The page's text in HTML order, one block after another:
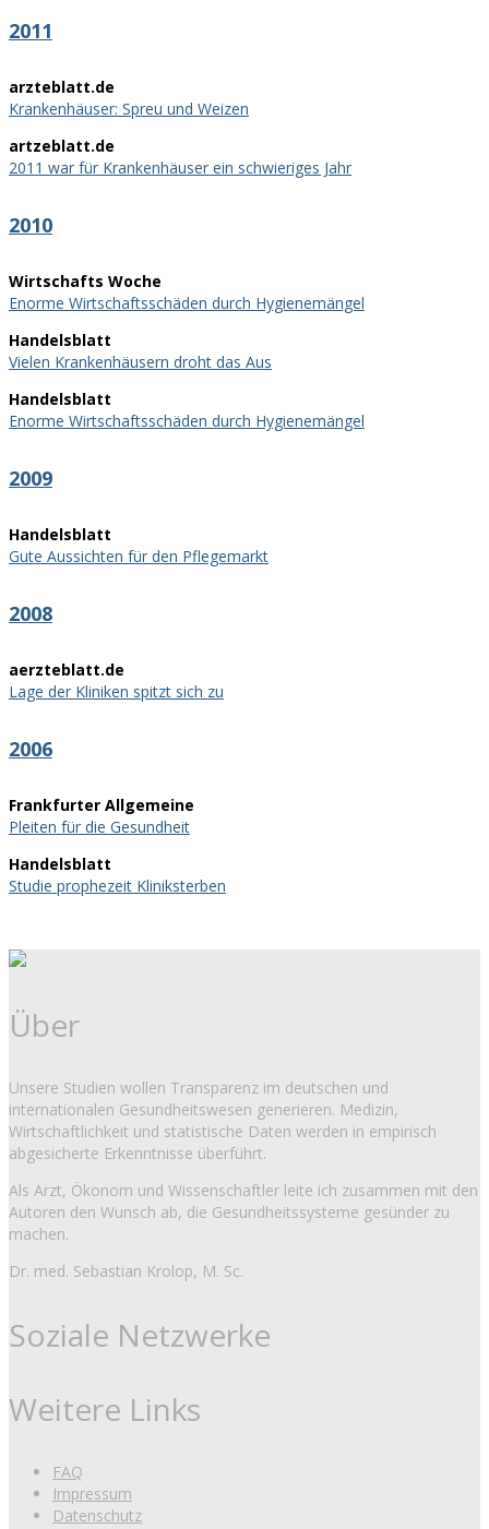
2011
arzteblatt.de
Krankenhäuser: Spreu und Weizen
artzeblatt.de
2011 war für Krankenhäuser ein schwieriges Jahr
2010
Wirtschafts Woche
Enorme Wirtschaftsschäden durch Hygienemängel
Handelsblatt
Vielen Krankenhäusern droht das Aus
Handelsblatt
Enorme Wirtschaftsschäden durch Hygienemängel
2009
Handelsblatt
Gute Aussichten für den Pflegemarkt
2008
aerzteblatt.de
Lage der Kliniken spitzt sich zu
2006
Frankfurter Allgemeine
Pleiten für die Gesundheit
Handelsblatt
Studie prophezeit Kliniksterben
Über
Unsere Studien wollen Transparenz im deutschen und
internationalen Gesundheitswesen generieren. Medizin,
Wirtschaftlichkeit und statistische Daten werden in empirisch
abgesicherte Erkenntnisse überführt.
Als Arzt, Ökonom und Wissenschaftler leite ich zusammen mit den
Autoren den Wunsch ab, die Gesundheitssysteme gesünder zu
machen.
Dr. med. Sebastian Krolop, M. Sc.
Soziale Netzwerke
Weitere Links
FAQ
Impressum
Datenschutz